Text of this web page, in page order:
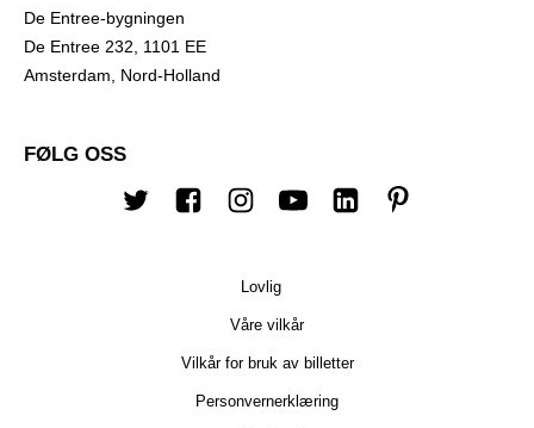
De Entree-bygningen
De Entree 232, 1101 EE
Amsterdam, Nord-Holland
FØLG OSS
TwitterFacebookInstagram
YoutubeLinkedin
Lovlig
Våre vilkår
Vilkår for bruk av billetter
Personvernerklæring